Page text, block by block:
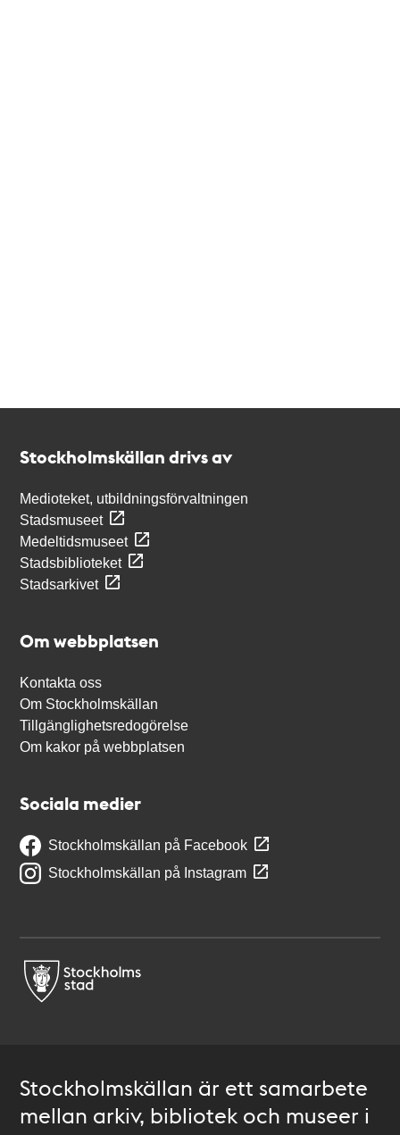
Stockholmskällan drivs av
Medioteket, utbildningsförvaltningen
Stadsmuseet
Medeltidsmuseet
Stadsbiblioteket
Stadsarkivet
Om webbplatsen
Kontakta oss
Om Stockholmskällan
Tillgänglighetsredogörelse
Om kakor på webbplatsen
Sociala medier
Stockholmskällan på Facebook
Stockholmskällan på Instagram
Stockholmskällan är ett samarbete
mellan arkiv, bibliotek och museer i